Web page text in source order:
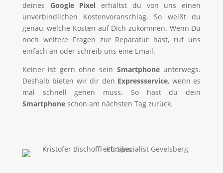
deines Google Pixel erhältst du von uns einen
unverbindlichen Kostenvoranschlag. So weißt du
genau, welche Kosten auf Dich zukommen. Wenn Du
noch weitere Fragen zur Reparatur hast, ruf uns
einfach an oder schreib uns eine Email.
Keiner ist gern ohne sein Smartphoneunterwegs.
Deshalb bieten wir dir den Expressservice, wenn es
mal schnell gehen muss. So hast du dein
Smartphoneschon am nächsten Tag zurück.